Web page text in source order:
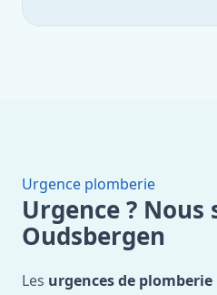
Urgence plomberie
Urgence ? Nous
Oudsbergen
Les urgences de plomberie